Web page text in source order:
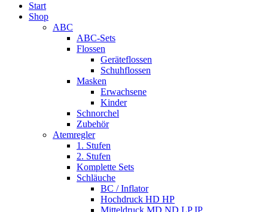
Start
Shop
ABC
ABC-Sets
Flossen
Geräteflossen
Schuhflossen
Masken
Erwachsene
Kinder
Schnorchel
Zubehör
Atemregler
1. Stufen
2. Stufen
Komplette Sets
Schläuche
BC / Inflator
Hochdruck HD HP
Mitteldruck MD ND LP IP